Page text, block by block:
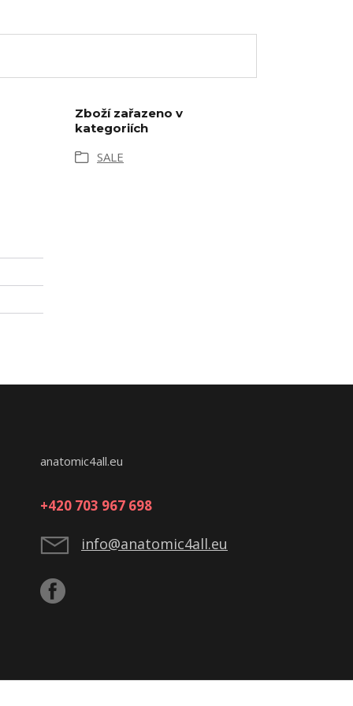
Zboží zařazeno v
kategoriích
SALE
anatomic4all.eu
+420 703 967 698
info@anatomic4all.eu